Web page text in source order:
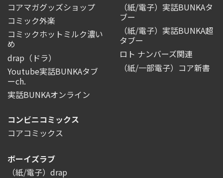
コアマガグッズショップ
コミック外楽
コミックホットミルク濃い
め
drap（ドラ）
Youtube実話BUNKAタブ
ーch.
実話BUNKAオンライン
（紙/電子）実話BUNKAタ
ブー
（紙/電子）実話BUNKA超
タブー
ロト ナンバーズ関連
（紙/一部電子）コア新書
コンビニコミックス
コアコミックス
ボーイズラブ
（紙/電子）drap